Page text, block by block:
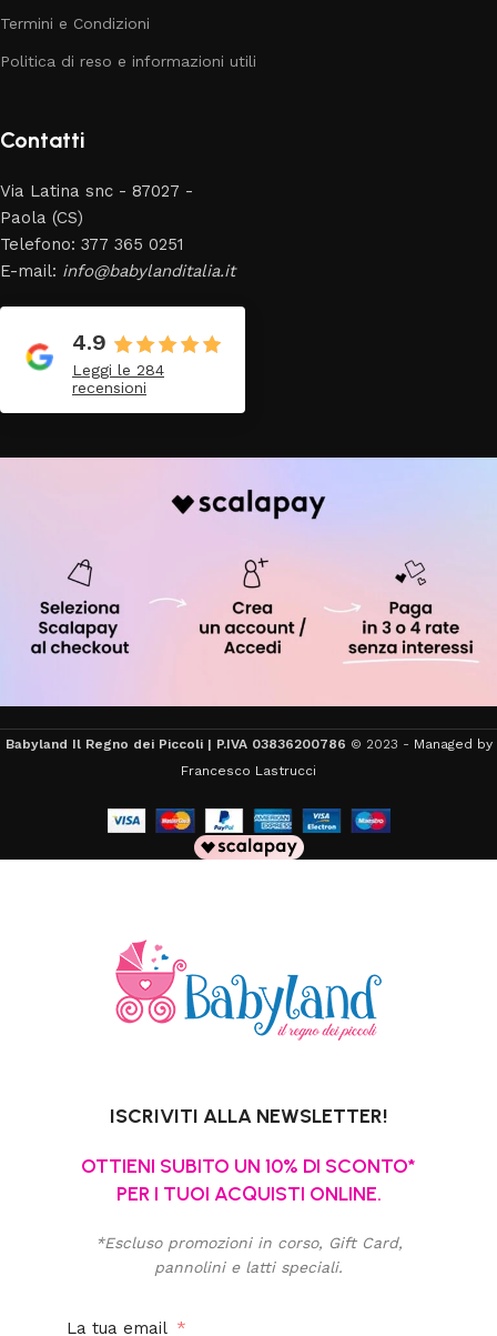
Termini e Condizioni
Politica di reso e informazioni utili
Contatti
Via Latina snc - 87027 -
Paola (CS)
Telefono: 377 365 0251
E-mail: info@babylanditalia.it
4.9
Leggi le 284
recensioni
Babyland Il Regno dei Piccoli | P.IVA 03836200786 © 2023 - Managed by
Francesco Lastrucci
ISCRIVITI ALLA NEWSLETTER!
OTTIENI SUBITO UN 10% DI SCONTO*
PER I TUOI ACQUISTI ONLINE.
*Escluso promozioni in corso, Gift Card,
pannolini e latti speciali.
La tua email